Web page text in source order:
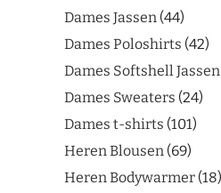
Dames Jassen 44
Dames Poloshirts 42
Dames Softshell Jassen
Dames Sweaters 24
Dames t-shirts 101
Heren Blousen 69
Heren Bodywarmer 18